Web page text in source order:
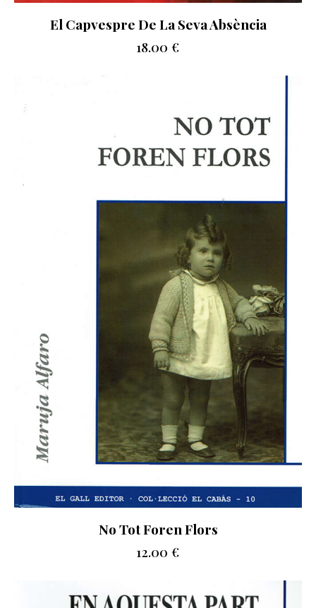
El Capvespre De La Seva Absència
18.00 €
No Tot Foren Flors
12.00 €